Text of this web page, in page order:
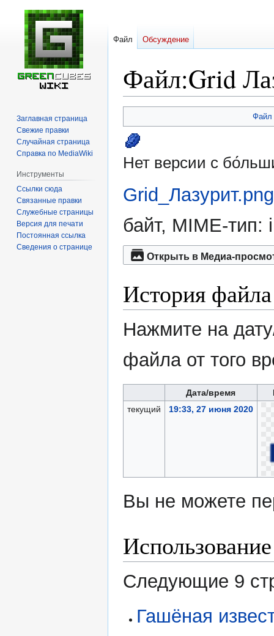
Файл:Grid
к
навигации
к
поиску
Файл
Нет версии с
Grid_Лазурит.png
байт, MIME-тип:
Открыть в Медиа-
История файла
Нажмите на
файла от того
Дата/время
текущий
19:33, 27 июня 2020
Вы не можете
Следующие 9
Гашёная
Файл Обсуждение
Заглавная страница
Свежие правки
Случайная страница
Справка по MediaWiki
Инструменты
Ссылки сюда
Связанные правки
Служебные страницы
Версия для печати
Постоянная ссылка
Сведения о странице